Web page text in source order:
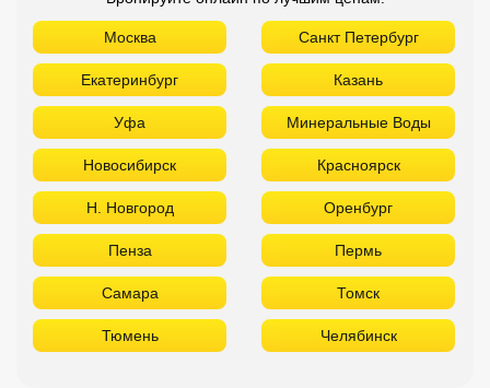
Москва Санкт Петербург
Екатеринбург Казань
Уфа Минеральные Воды
Новосибирск Красноярск
Н. Новгород Оренбург
Пенза Пермь
Самара Томск
Тюмень Челябинск